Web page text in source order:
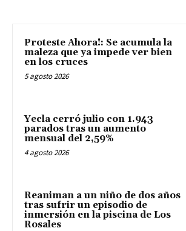
Proteste Ahora!: Se acumula la
maleza que ya impede ver bien
en los cruces
5 agosto 2026
Yecla cerró julio con 1.943
parados tras un aumento
mensual del 2,59%
4 agosto 2026
Reaniman a un niño de dos años
tras sufrir un episodio de
inmersión en la piscina de Los
Rosales